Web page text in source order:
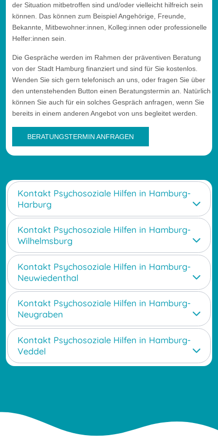
der Situation mitbetroffen sind und/oder vielleicht hilfreich sein
können. Das können zum Beispiel Angehörige, Freunde,
Bekannte, Mitbewohner:innen, Kolleg:innen oder professionelle
Helfer:innen sein.
Die Gespräche werden im Rahmen der präventiven Beratung
von der Stadt Hamburg finanziert und sind für Sie kostenlos.
Wenden Sie sich gern telefonisch an uns, oder fragen Sie über
den untenstehenden Button einen Beratungstermin an. Natürlich
können Sie auch für ein solches Gespräch anfragen, wenn Sie
bereits in einem anderen Angebot von uns begleitet werden.
BERATUNGSTERMIN ANFRAGEN
Kontakt Psychosoziale Hilfen in Hamburg-
Harburg
Kontakt Psychosoziale Hilfen in Hamburg-
Wilhelmsburg
Kontakt Psychosoziale Hilfen in Hamburg-
Neuwiedenthal
Kontakt Psychosoziale Hilfen in Hamburg-
Neugraben
Kontakt Psychosoziale Hilfen in Hamburg-
Veddel